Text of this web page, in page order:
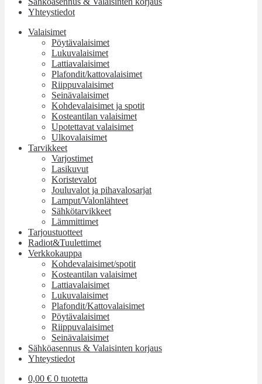
Yhteystiedot
Valaisimet
Pöytävalaisimet
Lukuvalaisimet
Lattiavalaisimet
Plafondit/kattovalaisimet
Riippuvalaisimet
Seinävalaisimet
Kohdevalaisimet ja spotit
Kosteantilan valaisimet
Upotettavat valaisimet
Ulkovalaisimet
Tarvikkeet
Varjostimet
Lasikuvut
Koristevalot
Jouluvalot ja pihavalosarjat
Lamput/Valonlähteet
Sähkötarvikkeet
Lämmittimet
Tarjoustuotteet
Radiot&Tuulettimet
Verkkokauppa
Kohdevalaisimet/spotit
Kosteantilan valaisimet
Lattiavalaisimet
Lukuvalaisimet
Plafondit/Kattovalaisimet
Pöytävalaisimet
Riippuvalaisimet
Seinävalaisimet
Sähköasennus & Valaisinten korjaus
Yhteystiedot
0,00 € 0 tuotetta